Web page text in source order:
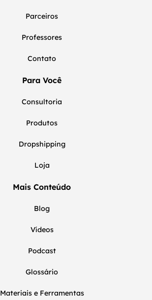
Parceiros
Professores
Contato
Para Você
Consultoria
Produtos
Dropshipping
Loja
Mais Conteúdo
Blog
Vídeos
Podcast
Glossário
Materiais e Ferramentas